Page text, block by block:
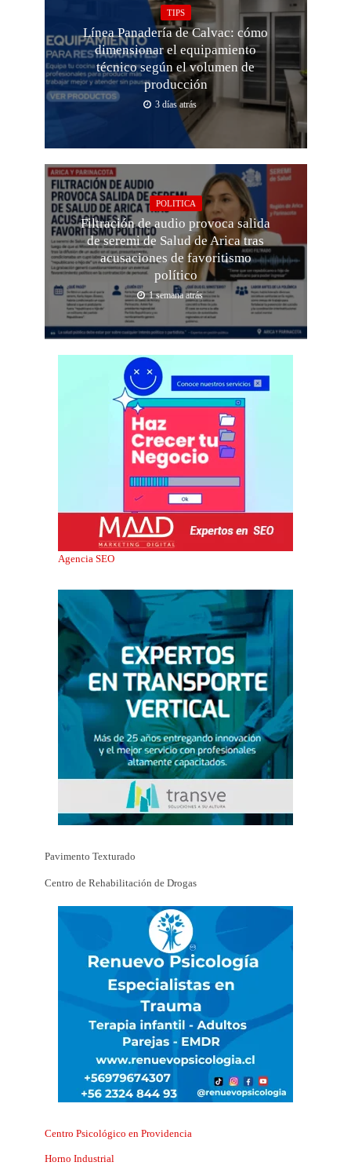
TIPS
Línea Panadería de Calvac: cómo
dimensionar el equipamiento
técnico según el volumen de
producción
3 días atrás
POLITICA
Filtración de audio provoca salida
de seremi de Salud de Arica tras
acusaciones de favoritismo
político
1 semana atrás
Agencia SEO
Pavimento Texturado
Centro de Rehabilitación de Drogas
Centro Psicológico en Providencia
Horno Industrial